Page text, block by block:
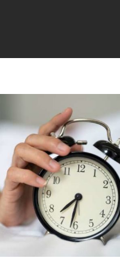
Congrès 2018
Congrès 2019
Congrès 2020